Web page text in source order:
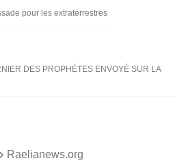
pour les extraterrestres
DES PROPHÈTES ENVOYÉ SUR LA
Raelianews.org